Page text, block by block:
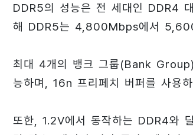
DDR5의 성능은 전 세대인 DDR4
해 DDR5는 4,800Mbps에서
최대 4개의 뱅크 그룹(Bank
능하며, 16n 프리페치 버퍼를 사용
또한, 1.2V에서 동작하는 DDR4와